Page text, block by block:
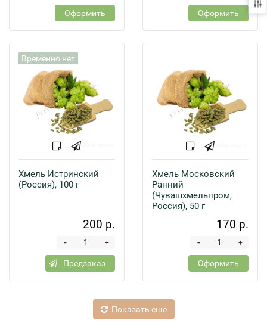
Оформить Оформить
Временно нет
Хмель Истринский
(Россия), 100 г
200 р.
+
-
Предзаказ
Хмель Московский
Ранний
(Чувашхмельпром,
Россия), 50 г
170 р.
+
-
Оформить
Показать еще